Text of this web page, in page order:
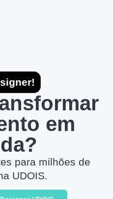
em
para milhões de
UDOIS.